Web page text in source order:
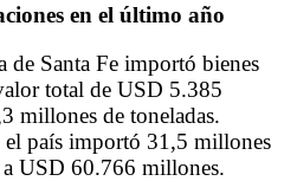
en el último año
Santa Fe importó bienes
total de USD 5.385
millones de toneladas.
país importó 31,5 millones
a USD 60.766 millones.